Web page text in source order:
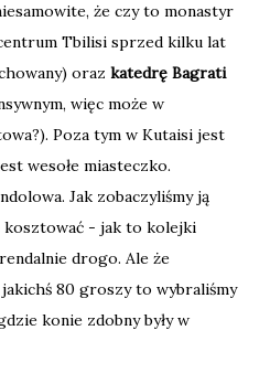
że czy to monastyr
Tbilisi sprzed kilku lat
oraz katedrę Bagrati
więc może w
Poza tym w Kutaisi jest
wesołe miasteczko.
Jak zobaczyliśmy ją
kosztować - jak to kolejki
drogo. Ale że
80 groszy to wybraliśmy
konie zdobny były w